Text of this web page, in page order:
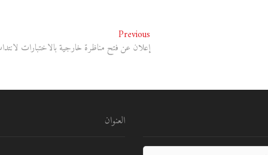
Previous
Previous
post:
إعلان عن فتح مناظرة خارجية بالاختبارات
العنوان